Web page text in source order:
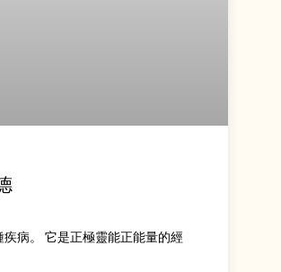
病。 它是正極靈能正能量的經